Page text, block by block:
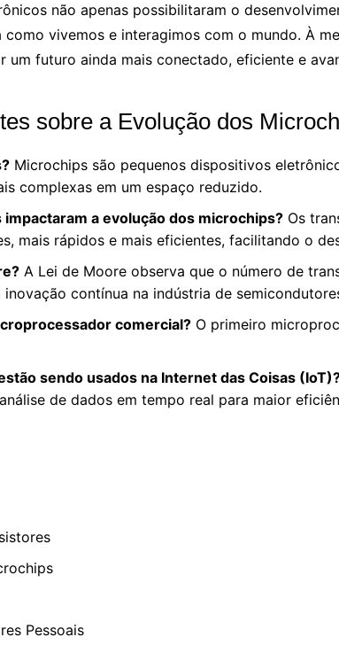
não apenas possibilitaram o
como vivemos e interagimos com o mundo. À
um futuro ainda mais conectado, eficiente e
sobre a Evolução dos
Microchips são pequenos dispositivos
complexas em um espaço reduzido.
a evolução dos microchips? Os
mais rápidos e mais eficientes, facilitando o
A Lei de Moore observa que o número de
contínua na indústria de
comercial? O primeiro
sendo usados na Internet das Coisas
de dados em tempo real para maior
Pessoais